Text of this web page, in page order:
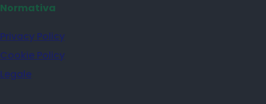
Normativa
Privacy Policy
Cookie Policy
Legale